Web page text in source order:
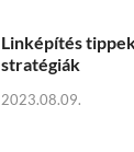
Linképítés
stratégiák
2023.08.09.